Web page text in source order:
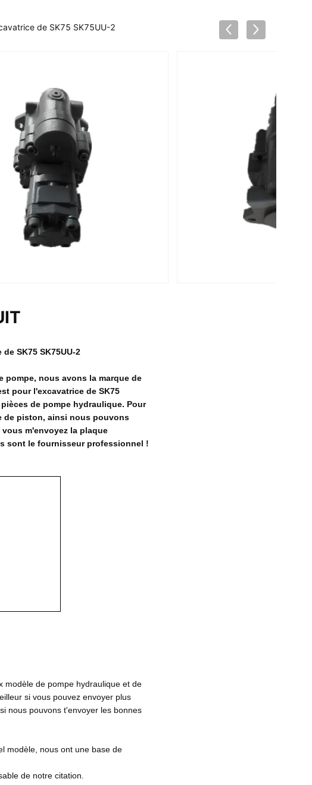
de SK75 SK75UU-2
SK75 SK75UU-2
pompe, nous avons la marque de
pour l'excavatrice de SK75
de pompe hydraulique. Pour
de piston, ainsi nous pouvons
m'envoyez la plaque
sont le fournisseur professionnel !
modèle de pompe hydraulique et de
si vous pouvez envoyer plus
nous pouvons t'envoyer les bonnes
modèle, nous ont une base de
de notre citation.